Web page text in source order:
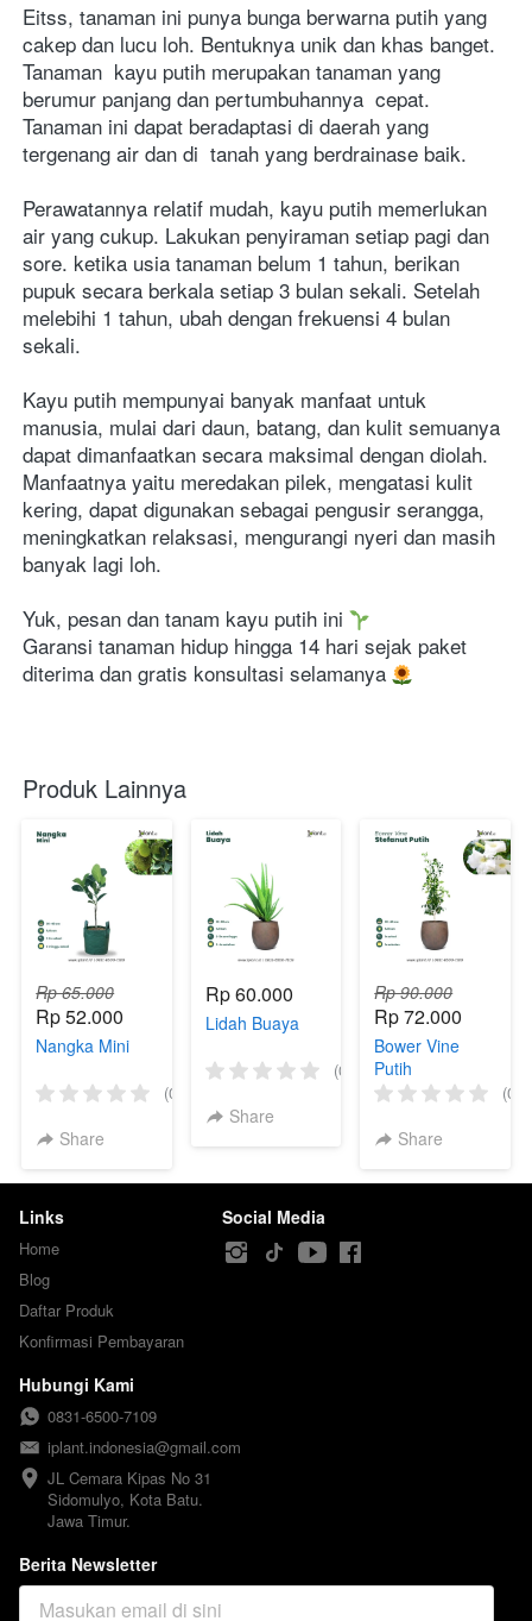
Eitss, tanaman ini punya bunga berwarna putih yang
cakep dan lucu loh. Bentuknya unik dan khas banget.
Tanaman  kayu putih merupakan tanaman yang
berumur panjang dan pertumbuhannya  cepat.
Tanaman ini dapat beradaptasi di daerah yang
tergenang air dan di  tanah yang berdrainase baik.
Perawatannya relatif mudah, kayu putih memerlukan
air yang cukup. Lakukan penyiraman setiap pagi dan
sore. ketika usia tanaman belum 1 tahun, berikan
pupuk secara berkala setiap 3 bulan sekali. Setelah
melebihi 1 tahun, ubah dengan frekuensi 4 bulan
sekali.
Kayu putih mempunyai banyak manfaat untuk
manusia, mulai dari daun, batang, dan kulit semuanya
dapat dimanfaatkan secara maksimal dengan diolah.
Manfaatnya yaitu meredakan pilek, mengatasi kulit
kering, dapat digunakan sebagai pengusir serangga,
meningkatkan relaksasi, mengurangi nyeri dan masih
banyak lagi loh.
Yuk, pesan dan tanam kayu putih ini
Garansi tanaman hidup hingga 14 hari sejak paket
diterima dan gratis konsultasi selamanya
Produk Lainnya
Rp 65.000
Rp 52.000
Nangka Mini
(0)
Share
Rp 60.000
Lidah Buaya
(0)
Share
Rp 90.000
Rp 72.000
Bower Vine
Putih
(0)
Share
Links
Home
Blog
Daftar Produk
Konfirmasi Pembayaran
Social Media
Hubungi Kami
0831-6500-7109
iplant.indonesia@gmail.com
JL Cemara Kipas No 31
Sidomulyo, Kota Batu.
Jawa Timur.
Berita Newsletter